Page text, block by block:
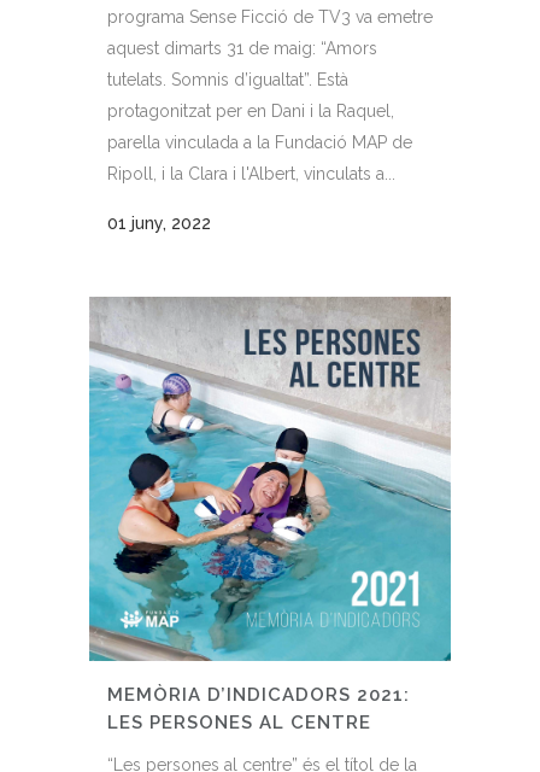
programa Sense Ficció de TV3 va emetre
aquest dimarts 31 de maig: “Amors
tutelats. Somnis d’igualtat”. Està
protagonitzat per en Dani i la Raquel,
parella vinculada a la Fundació MAP de
Ripoll, i la Clara i l'Albert, vinculats a...
01 juny, 2022
MEMÒRIA D’INDICADORS 2021:
LES PERSONES AL CENTRE
“Les persones al centre” és el títol de la